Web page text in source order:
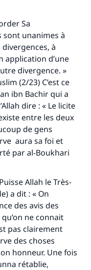
Sa
sont unanimes à
à
application d’une
divergence. »
(2/23) C’est ce
ibn Bachir qui a
dire : « Le licite
entre les deux
de gens
aura sa foi et
par al-Boukhari
Allah le Très-
a dit : « On
des avis des
ne connait
pas clairement
des choses
honneur. Une fois
rétablie,
la vie de
à votre
réponses.